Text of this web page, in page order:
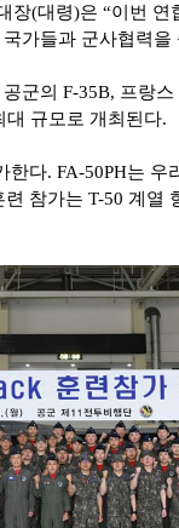
장(대령)은 “이번 연
가들과 군사협력을
군의 F-35B, 프랑스
대 규모로 개최된다.
한다. FA-50PH는 우
련 참가는 T-50 계열